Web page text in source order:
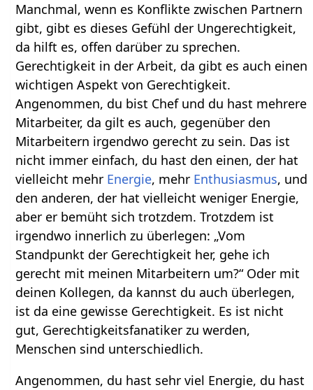
Manchmal, wenn es Konflikte zwischen Partnern
gibt, gibt es dieses Gefühl der Ungerechtigkeit,
da hilft es, offen darüber zu sprechen.
Gerechtigkeit in der Arbeit, da gibt es auch einen
wichtigen Aspekt von Gerechtigkeit.
Angenommen, du bist Chef und du hast mehrere
Mitarbeiter, da gilt es auch, gegenüber den
Mitarbeitern irgendwo gerecht zu sein. Das ist
nicht immer einfach, du hast den einen, der hat
vielleicht mehr Energie, mehr Enthusiasmus, und
den anderen, der hat vielleicht weniger Energie,
aber er bemüht sich trotzdem. Trotzdem ist
irgendwo innerlich zu überlegen: „Vom
Standpunkt der Gerechtigkeit her, gehe ich
gerecht mit meinen Mitarbeitern um?“ Oder mit
deinen Kollegen, da kannst du auch überlegen,
ist da eine gewisse Gerechtigkeit. Es ist nicht
gut, Gerechtigkeitsfanatiker zu werden,
Menschen sind unterschiedlich.
Angenommen, du hast sehr viel Energie, du hast